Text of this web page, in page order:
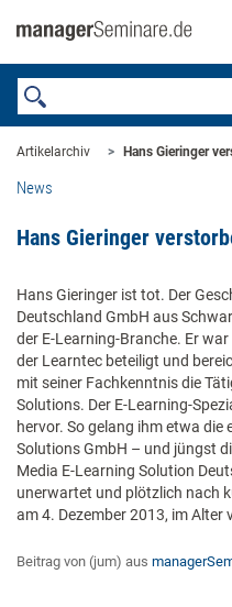
Artikelarchiv Hans Gieringer
News
Hans Gieringer
Hans Gieringer ist tot. Der
Deutschland GmbH aus
der E-Learning-Branche. Er
der Learntec beteiligt und
mit seiner Fachkenntnis die
Solutions. Der E-Learning-
hervor. So gelang ihm etwa die
Solutions GmbH – und jüngst
Media E-Learning Solution
unerwartet und plötzlich nach
am 4. Dezember 2013, im Alter
Beitrag von (jum) aus